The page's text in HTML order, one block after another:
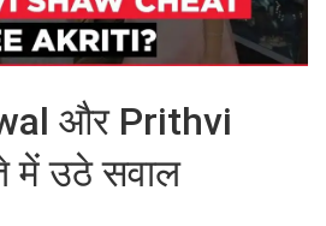
और Prithvi
में उठे सवाल